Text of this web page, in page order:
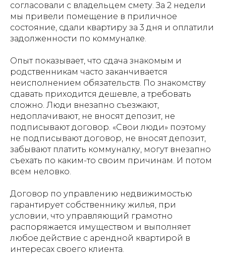
согласовали с владельцем смету. За 2 недели
мы привели помещение в приличное
состояние, сдали квартиру за 3 дня и оплатили
задолженности по коммуналке.
Опыт показывает, что сдача знакомым и
родственникам часто заканчивается
неисполнением обязательств. По знакомству
сдавать приходится дешевле, а требовать
сложно. Люди внезапно съезжают,
недоплачивают, не вносят депозит, не
подписывают договор. «Свои люди» поэтому
не подписывают договор, не вносят депозит,
забывают платить коммуналку, могут внезапно
съехать по каким-то своим причинам. И потом
всем неловко.
Договор по управлению недвижимостью
гарантирует собственнику жилья, при
условии, что управляющий грамотно
распоряжается имуществом и выполняет
любое действие с арендной квартирой в
интересах своего клиента.